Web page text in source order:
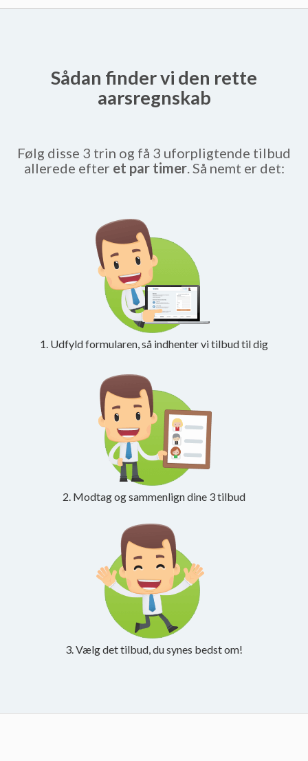
Sådan finder vi den rette
aarsregnskab
Følg disse 3 trin og få 3 uforpligtende tilbud
allerede efter et par timer. Så nemt er det:
1. Udfyld formularen, så indhenter vi tilbud til dig
2. Modtag og sammenlign dine 3 tilbud
3. Vælg det tilbud, du synes bedst om!